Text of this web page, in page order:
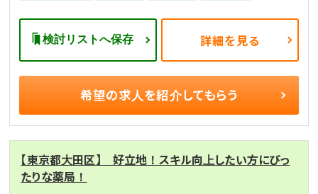
検討リストへ保存 詳細を見る
希望の求人を紹介してもらう
【東京都大田区】 好立地！スキル向上したい方にぴっ
たりな薬局！